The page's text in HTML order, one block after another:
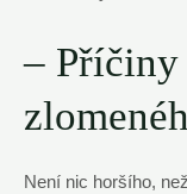
– Příčiny
Není nic horšího,